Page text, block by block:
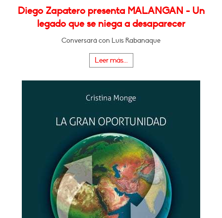
Diego Zapatero presenta MALANGAN - Un
legado que se niega a desaparecer
Conversará con Luis Rabanaque
Leer más...